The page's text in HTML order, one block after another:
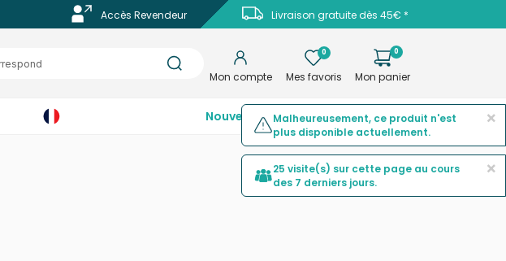
Livraison gratuite dès 45€ *
Accès Revendeur
Mon compte
0
Mes favoris
0
Mon panier
NouveautésTop ventesPromotions ×
Malheureusement, ce produit n'est
plus disponible actuellement.
×
25 visite(s) sur cette page au cours
des 7 derniers jours.